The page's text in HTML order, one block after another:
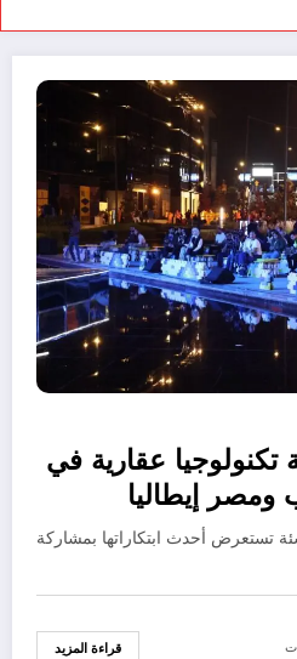
تكنولوجيا عقارية في
ومصر إيطاليا
- 50 شركة ناشئة تستعرض أحدث ابتكاراتها بمشاركة
قراءة المزيد